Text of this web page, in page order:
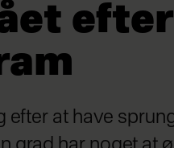
efter at have